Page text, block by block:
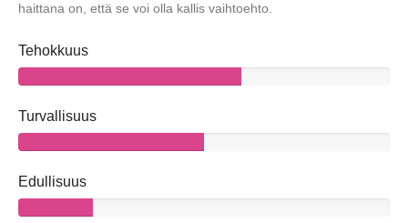
haittana on, että se voi olla kallis vaihtoehto.
Tehokkuus
Turvallisuus
Edullisuus